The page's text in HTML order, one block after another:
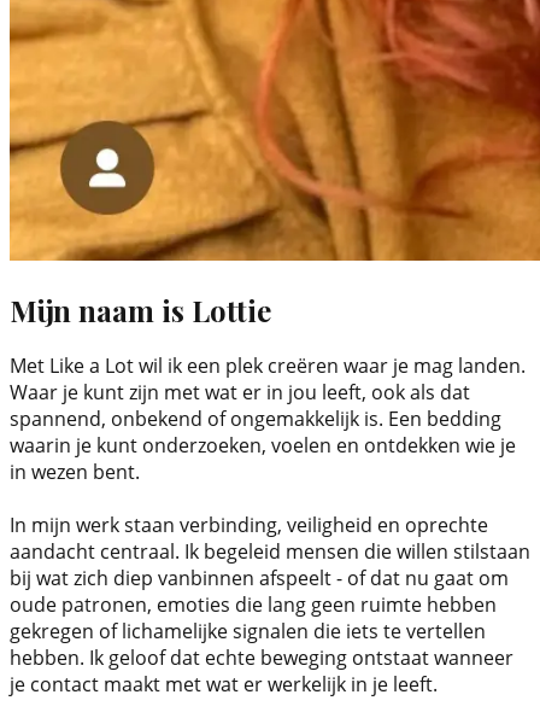
Mijn naam is Lottie
Met Like a Lot wil ik een plek creëren waar je mag landen.
Waar je kunt zijn met wat er in jou leeft, ook als dat
spannend, onbekend of ongemakkelijk is. Een bedding
waarin je kunt onderzoeken, voelen en ontdekken wie je
in wezen bent.
In mijn werk staan verbinding, veiligheid en oprechte
aandacht centraal. Ik begeleid mensen die willen stilstaan
bij wat zich diep vanbinnen afspeelt - of dat nu gaat om
oude patronen, emoties die lang geen ruimte hebben
gekregen of lichamelijke signalen die iets te vertellen
hebben. Ik geloof dat echte beweging ontstaat wanneer
je contact maakt met wat er werkelijk in je leeft.